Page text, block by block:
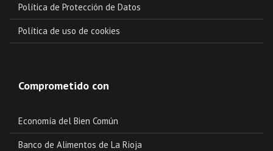
Política de Protección de Datos
Política de uso de cookies
Comprometido con
Economía del Bien Común
Banco de Alimentos de La Rioja